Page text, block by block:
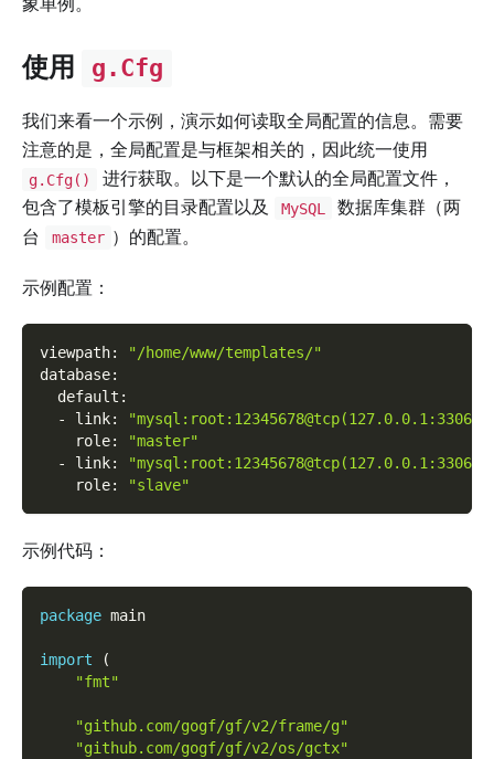
使用 g.Cfg
我们来看一个示例，演示如何读取全局配置的信息。需要
注意的是，全局配置是与框架相关的，因此统一使用
g.Cfg()
进行获取。以下是一个默认的全局配置文件，
包含了模板引擎的目录配置以及
MySQL
数据库集群（两
台
master ）的配置。
示例配置：
viewpath:
"/home/www/templates/"
database:
default :
-
link:
role:
"master"
-
link:
role: "slave"
示例代码：
package main
import
(
"fmt"
"github.com/gogf/gf/v2/frame/g"
"github.com/gogf/gf/v2/os/gctx"